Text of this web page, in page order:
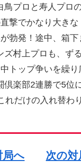
プロと寿人プロ
撃でかなり大き
勃発！途中、箱
村上プロも、ず
トップ争いを繰
楽部2連勝で5位
れだけの入れ替わ
局へ 次の対